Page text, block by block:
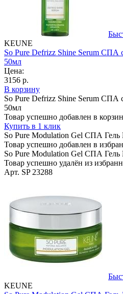
KEUNE
So Pure Defrizz Shine Serum СПА
50мл
Цена:
3156 р.
В корзину
So Pure Defrizz Shine Serum СПА
50мл
Товар успешно добавлен в
Купить в 1 клик
So Pure Modulation Gel СПА
Товар успешно добавлен в
So Pure Modulation Gel СПА
Товар успешно удалён из
Арт. SP 23288
KEUNE